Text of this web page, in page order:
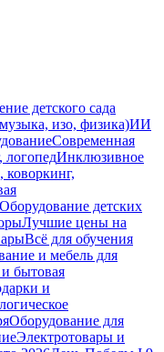
детского сада
изо, физика)ИИ
Современная
логопедИнклюзивное
Оборудование детских
Лучшие цены на
Всё для обучения
и мебель для
бытовая
и
Оборудование для
Электротовары и